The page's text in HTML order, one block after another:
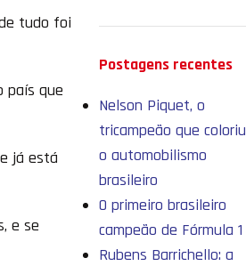
tudo foi
país que
já está
e se
Postagens recentes
Nelson Piquet, o
tricampeão que coloriu
o automobilismo
brasileiro
O primeiro brasileiro
campeão de Fórmula 1
Rubens Barrichello: a